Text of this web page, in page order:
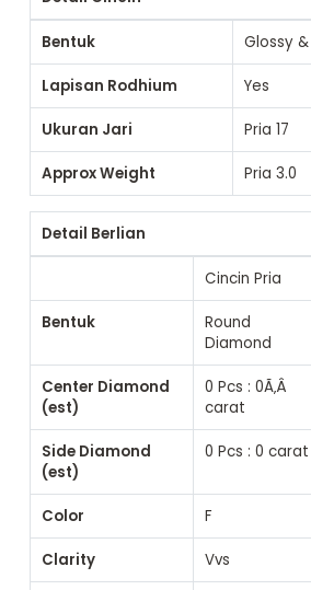
Bentuk Glossy
Lapisan Rodhium Yes
Ukuran Jari Pria17
Approx Weight Pria3.0
Detail Berlian
Cincin Pria
Bentuk
Round
Diamond
Center Diamond
(est)
0 Pcs : 0Ã‚Â
carat
Side Diamond
(est)
0 Pcs : 0 carat
Color F
Clarity Vvs